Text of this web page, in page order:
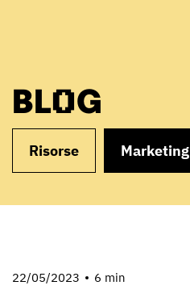
BLOG
Risorse Marketing
22/05/2023 6 min